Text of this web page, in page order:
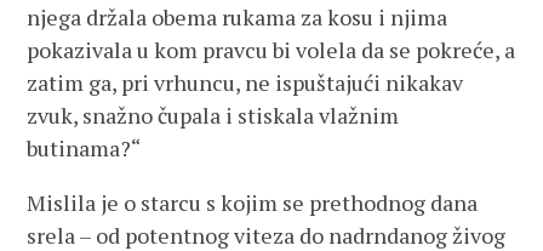
njega držala obema rukama za kosu i njima
pokazivala u kom pravcu bi volela da se pokreće, a
zatim ga, pri vrhuncu, ne ispuštajući nikakav
zvuk, snažno čupala i stiskala vlažnim
butinama?“
Mislila je o starcu s kojim se prethodnog dana
srela – od potentnog viteza do nadrndanog živog